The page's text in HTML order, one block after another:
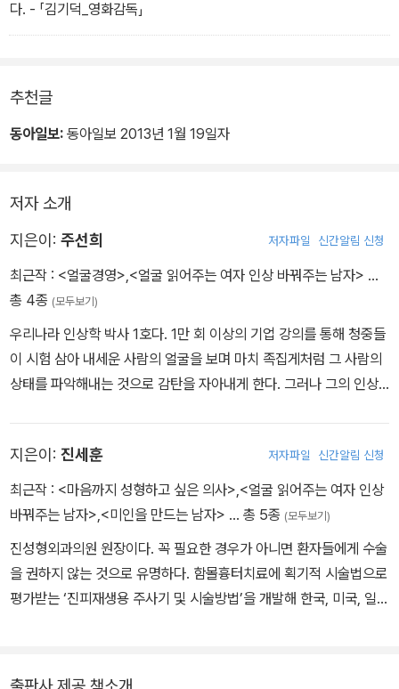
다. - 「김기덕_영화감독」
추천글
동아일보: 동아일보 2013년 1월 19일자
저자 소개
지은이: 주선희 저자파일 신간알림 신청
최근작 : <얼굴경영> <얼굴 읽어주는 여자 인상 바꿔주는 남자> …
총 4종 (모두보기)
우리나라 인상학 박사 1호다. 1만 회 이상의 기업 강의를 통해 청중들
이 시험 삼아 내세운 사람의 얼굴을 보며 마치 족집게처럼 그 사람의
상태를 파악해내는 것으로 감탄을 자아내게 한다. 그러나 그의 인상
동양학이 아닌 사회학적으로 접근해야 한다는 필요성을 절감하고 경
희대에서 동서양 인상학 연구의 비교와 사회학적 연관성에 대해 체계
적으로 분석한 논문으로 2004년 박사학위를 취득했다. 지금은 원광
감에 출입하셨던 증조부 영향으로, 얼굴을 통해 사람을 읽는 탁월한
재능을 타고 난 그는 얼굴에 보이는 것을 읽는 것보다 보이지 않는 언
상言相, 심상心相, 사회적 관계의 상이 훨씬 중요하다고 말한다. 노
지은이: 진세훈 저자파일 신간알림 신청
최근작 : <마음까지 성형하고 싶은 의사> <얼굴 읽어주는 여자 인상
바꿔주는 남자> <미인을 만드는 남자> … 총 5종 (모두보기)
진성형외과의원 원장이다. 꼭 필요한 경우가 아니면 환자들에게 수술
을 권하지 않는 것으로 유명하다. 함몰흉터치료에 획기적 시술법으로
평가받는 ‘진피재생용 주사기 및 시술방법’을 개발해 한국, 미국, 일본